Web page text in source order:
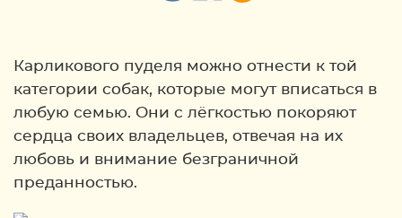
Карликового пуделя можно отнести к той
категории собак, которые могут вписаться в
любую семью. Они с лёгкостью покоряют
сердца своих владельцев, отвечая на их
любовь и внимание безграничной
преданностью.